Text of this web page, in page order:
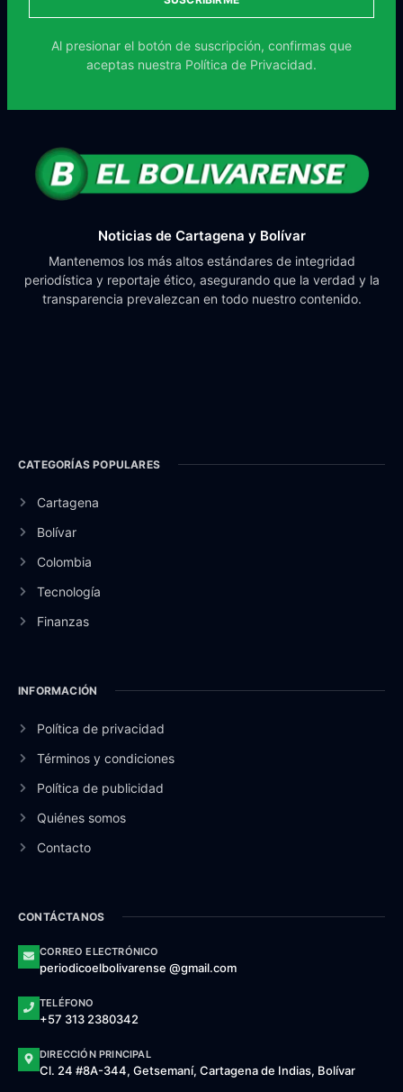
Al presionar el botón de suscripción, confirmas que
aceptas nuestra Política de Privacidad.
Noticias de Cartagena y Bolívar
Mantenemos los más altos estándares de integridad
periodística y reportaje ético, asegurando que la verdad y la
transparencia prevalezcan en todo nuestro contenido.
CATEGORÍAS POPULARES
Cartagena
Bolívar
Colombia
Tecnología
Finanzas
INFORMACIÓN
Política de privacidad
Términos y condiciones
Política de publicidad
Quiénes somos
Contacto
CONTÁCTANOS
CORREO ELECTRÓNICO
periodicoelbolivarense @gmail.com
TELÉFONO
+57 313 2380342
DIRECCIÓN PRINCIPAL
Cl. 24 #8A-344, Getsemaní, Cartagena de Indias, Bolívar